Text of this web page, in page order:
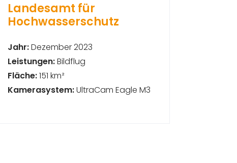
Landesamt für
Hochwasserschutz
Jahr:Dezember 2023
Leistungen:Bildflug
Fläche:151 km²
Kamerasystem:UltraCam Eagle M3